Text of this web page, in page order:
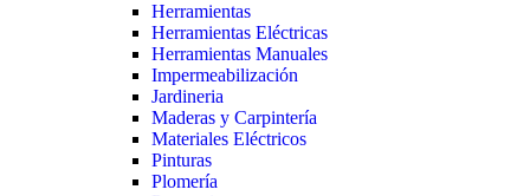
Herramientas
Herramientas Eléctricas
Herramientas Manuales
Impermeabilización
Jardineria
Maderas y Carpintería
Materiales Eléctricos
Pinturas
Plomería